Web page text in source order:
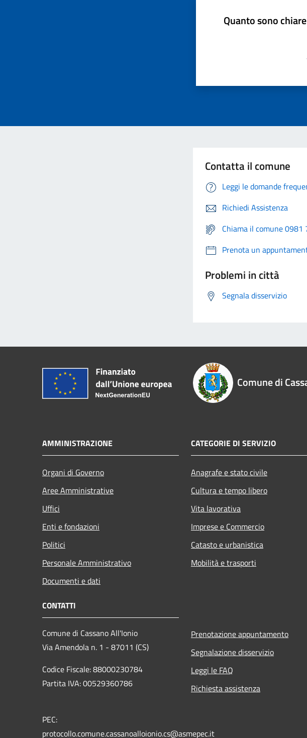
Quanto sono
Contatta il comune
Leggi le domande
Richiedi Assistenza
Chiama il comune 0981
Prenota un
Problemi in città
Segnala disservizio
Comune di
AMMINISTRAZIONE
Organi di Governo
Aree Amministrative
Uffici
Enti e fondazioni
Politici
Personale Amministrativo
Documenti e dati
CATEGORIE DI SERVIZIO
Anagrafe e stato civile
Cultura e tempo libero
Vita lavorativa
Imprese e Commercio
Catasto e urbanistica
Mobilità e trasporti
CONTATTI
Comune di Cassano All'Ionio
Via Amendola n. 1 - 87011 (CS)
Codice Fiscale: 88000230784
Partita IVA: 00529360786
PEC:
protocollo.comune.cassanoalloionio.cs@asmepec.it
Prenotazione appuntamento
Segnalazione disservizio
Leggi le FAQ
Richiesta assistenza